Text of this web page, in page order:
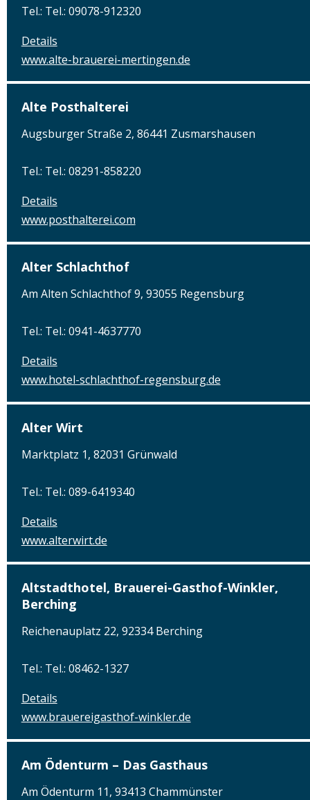
Tel.: Tel.: 09078-912320
Details
www.alte-brauerei-mertingen.de
Alte Posthalterei
Augsburger Straße 2, 86441 Zusmarshausen
Tel.: Tel.: 08291-858220
Details
www.posthalterei.com
Alter Schlachthof
Am Alten Schlachthof 9, 93055 Regensburg
Tel.: Tel.: 0941-4637770
Details
www.hotel-schlachthof-regensburg.de
Alter Wirt
Marktplatz 1, 82031 Grünwald
Tel.: Tel.: 089-6419340
Details
www.alterwirt.de
Altstadthotel, Brauerei-Gasthof-Winkler,
Berching
Reichenauplatz 22, 92334 Berching
Tel.: Tel.: 08462-1327
Details
www.brauereigasthof-winkler.de
Am Ödenturm – Das Gasthaus
Am Ödenturm 11, 93413 Chammünster